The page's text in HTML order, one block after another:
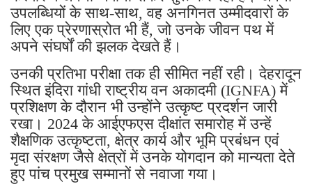
उपलब्धियों के साथ-साथ, वह अनगिनत उम्मीदवारों के
लिए एक प्रेरणास्रोत भी हैं, जो उनके जीवन पथ में
अपने संघर्षों की झलक देखते हैं।
उनकी प्रतिभा परीक्षा तक ही सीमित नहीं रही। देहरादून
स्थित इंदिरा गांधी राष्ट्रीय वन अकादमी (IGNFA) में
प्रशिक्षण के दौरान भी उन्होंने उत्कृष्ट प्रदर्शन जारी
रखा। 2024 के आईएफएस दीक्षांत समारोह में उन्हें
शैक्षणिक उत्कृष्टता, क्षेत्र कार्य और भूमि प्रबंधन एवं
मृदा संरक्षण जैसे क्षेत्रों में उनके योगदान को मान्यता देते
हुए पांच प्रमुख सम्मानों से नवाजा गया।